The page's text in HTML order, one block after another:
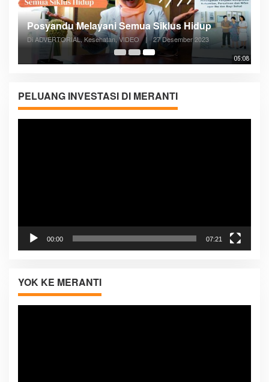
05:08
Posyandu Melayani Semua Siklus Hidup
Di ADVERTORIAL, Kesehatan, VIDEO | 27 Desember 2023
PELUANG INVESTASI DI MERANTI
00:00 07:21
YOK KE MERANTI
Pemutar